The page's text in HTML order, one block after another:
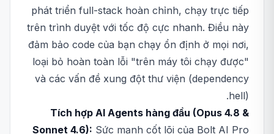
phát triển full-stack hoàn chỉnh, chạy trực tiếp
trên trình duyệt với tốc độ cực nhanh. Điều này
đảm bảo code của bạn chạy ổn định ở mọi nơi,
loại bỏ hoàn toàn lỗi "trên máy tôi chạy được"
và các vấn đề xung đột thư viện (dependency
hell).
Tích hợp AI Agents hàng đầu (Opus 4.8 &
Sonnet 4.6): Sức mạnh cốt lõi của Bolt AI Pro